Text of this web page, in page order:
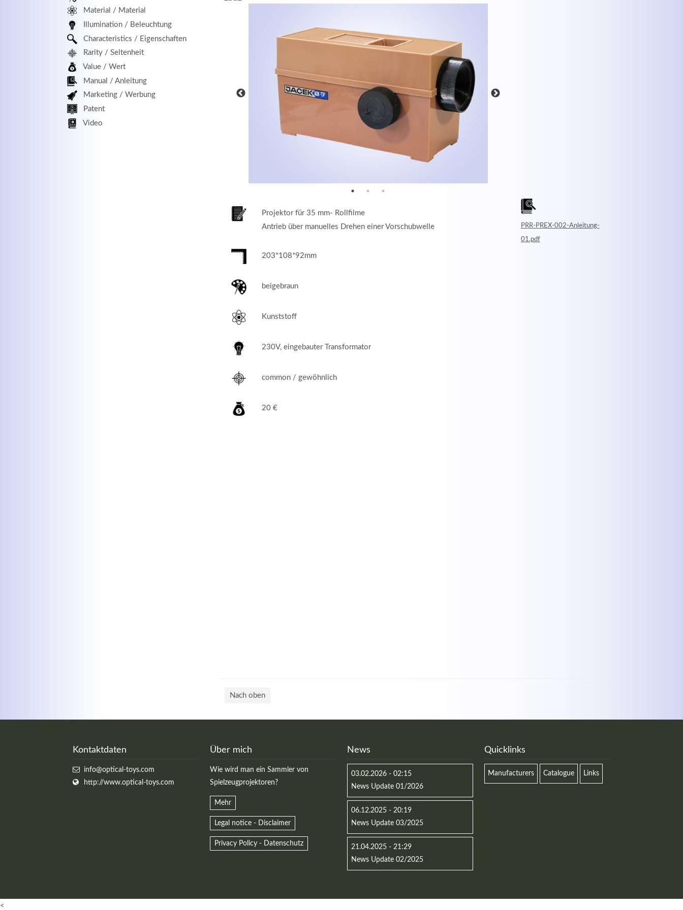
Projektor für 35 mm- Rollfilme
Antrieb über manuelles Drehen einer Vorschubwelle
203*108*92mm
beigebraun
Kunststoff
230V, eingebauter Transformator
common / gewöhnlich
20 €
PRR-PREX-002-Anleitung-
01.pdf
Nach oben
Material / Material
Illumination / Beleuchtung
Characteristics / Eigenschaften
Rarity / Seltenheit
Value / Wert
Manual / Anleitung
Marketing / Werbung
Patent
Video
Kontaktdaten
info@optical-toys.com
http://www.optical-toys.com
Über mich
Wie wird man ein Sammler von
Spielzeugprojektoren?
Mehr
Legal notice - Disclaimer
Privacy Policy - Datenschutz
News
03.02.2026 - 02:15
News Update 01/2026
06.12.2025 - 20:19
News Update 03/2025
21.04.2025 - 21:29
News Update 02/2025
Quicklinks
Manufacturers Catalogue Links
MEHR INFOS
Kontaktdaten Registrieren
<